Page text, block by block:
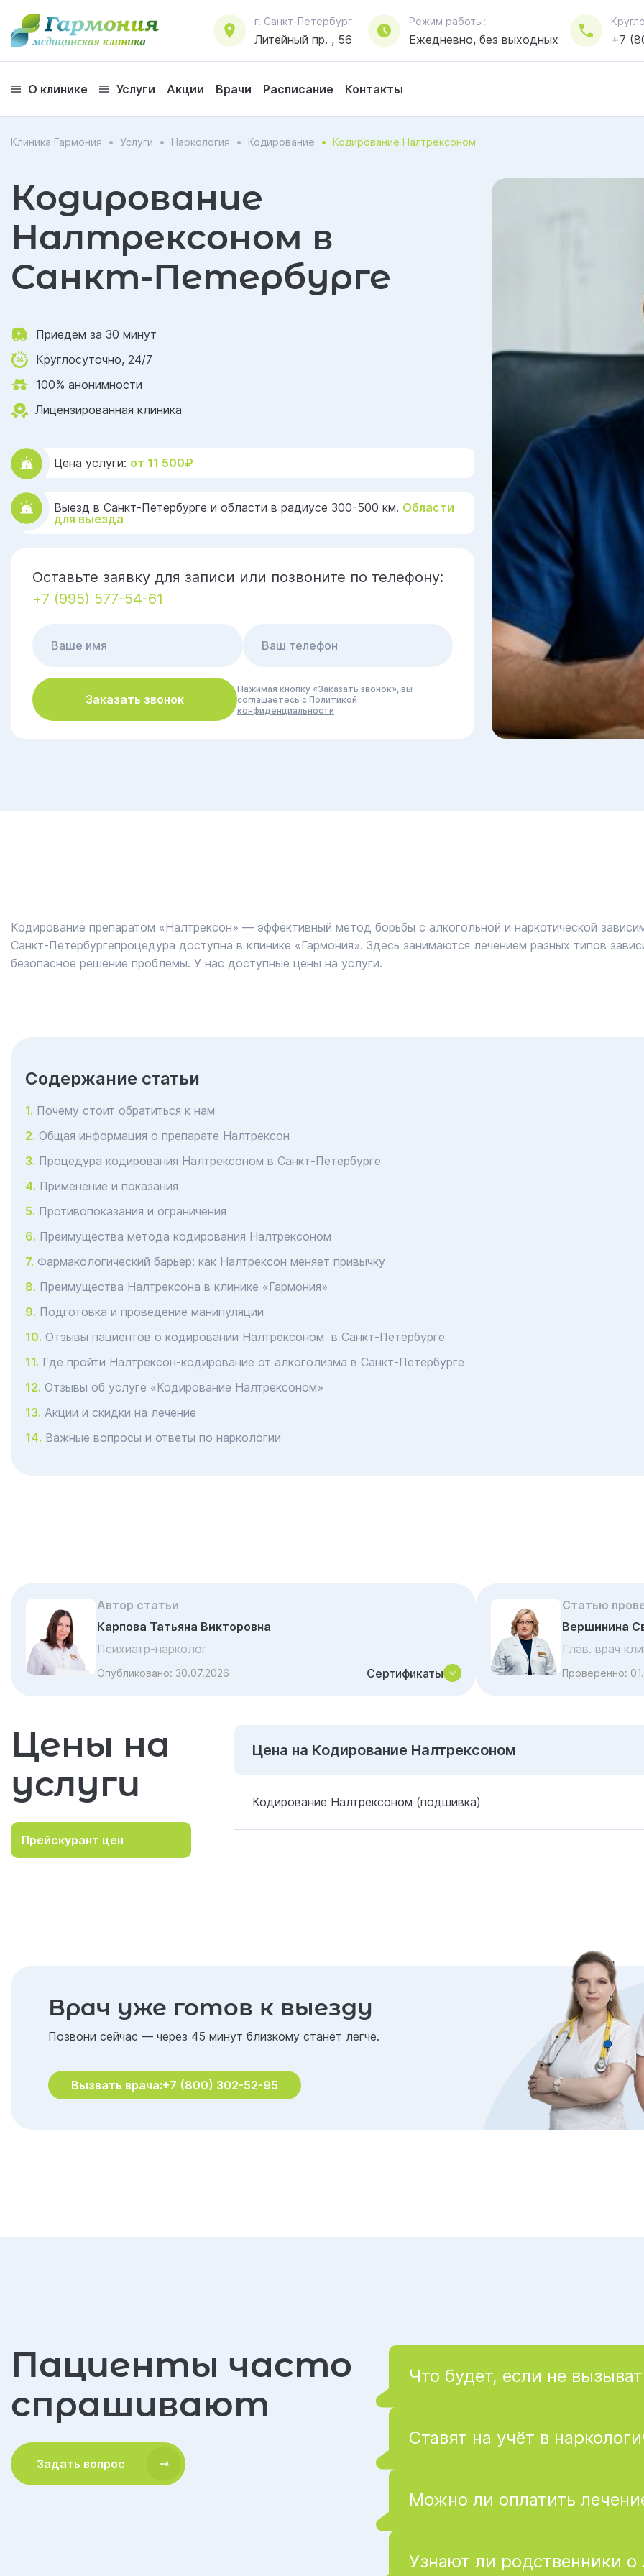
г. Санкт-Петербург
Литейный пр. , 56
Режим работы:
Ежедневно, без выходных +7
О клинике Услуги Акции Врачи Расписание Контакты
Клиника Гармония Услуги Наркология Кодирование Кодирование Налтрексоном
Кодирование
Налтрексоном в
Санкт-Петербурге
Приедем за 30 минут
Круглосуточно, 24/7
100% анонимности
Лицензированная клиника
Цена услуги: от 11 500₽
Выезд в Санкт-Петербурге и области в радиусе 300-500 км. Области
для выезда
Оставьте заявку для записи или позвоните по телефону:
+7 (995) 577-54-61
Заказать звонок
Нажимая кнопку «Заказать звонок», вы
соглашаетесь с Политикой
конфиденциальности
Кодирование препаратом «Налтрексон» ― эффективный метод борьбы с алкогольной и наркотической
Санкт-Петербургепроцедура доступна в клинике «Гармония». Здесь занимаются лечением разных типов
безопасное решение проблемы. У нас доступные цены на услуги.
Cодержание статьи
Почему стоит обратиться к нам
Общая информация о препарате Налтрексон
Процедура кодирования Налтрексоном в Санкт-Петербурге
Применение и показания
Противопоказания и ограничения
Преимущества метода кодирования Налтрексоном
Фармакологический барьер: как Налтрексон меняет привычку
Преимущества Налтрексона в клинике «Гармония»
Подготовка и проведение манипуляции
Отзывы пациентов о кодировании Налтрексоном в Санкт-Петербурге
Где пройти Налтрексон-кодирование от алкоголизма в Санкт-Петербурге
Отзывы об услуге «Кодирование Налтрексоном»
Акции и скидки на лечение
Важные вопросы и ответы по наркологии
Автор статьи
Карпова Татьяна Викторовна
Психиатр-нарколог
Опубликовано: 30.07.2026 Сертификаты
Статью
Вершинина
Глав. врач
Проверенно:
Цены на
услуги
Прейскурант цен
Цена на Кодирование Налтрексоном
Кодирование Налтрексоном (подшивка)
Врач уже готов к выезду
Позвони сейчас — через 45 минут близкому станет легче.
Вызвать врача:+7 (800) 302-52-95
Пациенты часто
спрашивают
Задать вопрос
Что будет, если не
Ставят на учёт в
Можно ли оплатить
Узнают ли родственники о